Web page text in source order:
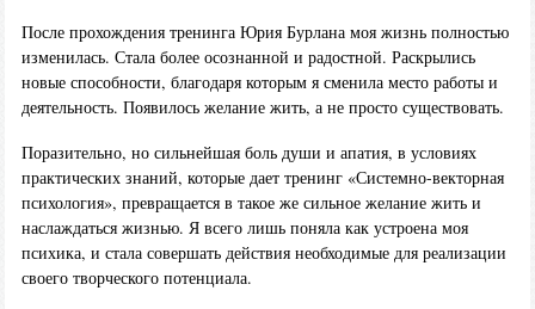
После прохождения тренинга Юрия Бурлана моя жизнь полностью
изменилась. Стала более осознанной и радостной. Раскрылись
новые способности, благодаря которым я сменила место работы и
деятельность. Появилось желание жить, а не просто существовать.
Поразительно, но сильнейшая боль души и апатия, в условиях
практических знаний, которые дает тренинг «Системно-векторная
психология», превращается в такое же сильное желание жить и
наслаждаться жизнью. Я всего лишь поняла как устроена моя
психика, и стала совершать действия необходимые для реализации
своего творческого потенциала.